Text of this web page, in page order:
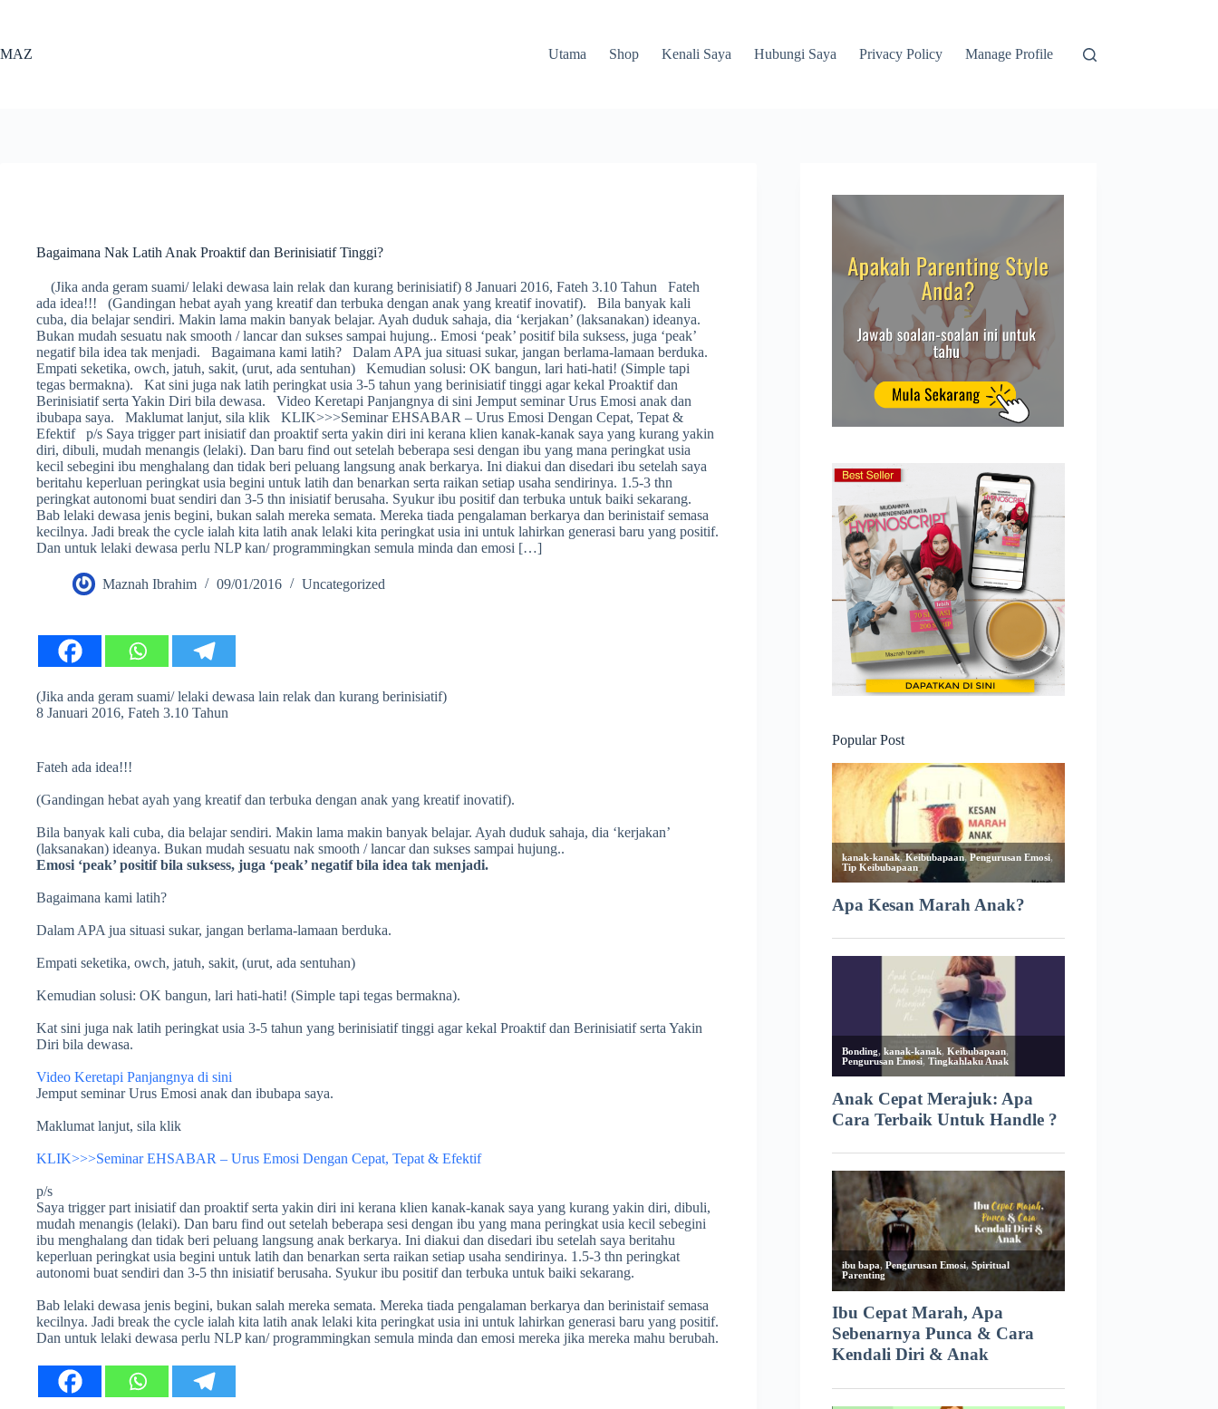
MAZ
Utama Shop Kenali Saya Hubungi Saya Privacy Policy Manage Profile
Bagaimana Nak Latih Anak Proaktif dan Berinisiatif Tinggi?
(Jika anda geram suami/ lelaki dewasa lain relak dan kurang berinisiatif) 8 Januari 2016, Fateh 3.10 Tahun Fateh
ada idea!!! (Gandingan hebat ayah yang kreatif dan terbuka dengan anak yang kreatif inovatif). Bila banyak kali
cuba, dia belajar sendiri. Makin lama makin banyak belajar. Ayah duduk sahaja, dia ‘kerjakan’ (laksanakan) ideanya.
Bukan mudah sesuatu nak smooth / lancar dan sukses sampai hujung.. Emosi ‘peak’ positif bila suksess, juga ‘peak’
negatif bila idea tak menjadi. Bagaimana kami latih? Dalam APA jua situasi sukar, jangan berlama-lamaan berduka.
Empati seketika, owch, jatuh, sakit, (urut, ada sentuhan) Kemudian solusi: OK bangun, lari hati-hati! (Simple tapi
tegas bermakna). Kat sini juga nak latih peringkat usia 3-5 tahun yang berinisiatif tinggi agar kekal Proaktif dan
Berinisiatif serta Yakin Diri bila dewasa. Video Keretapi Panjangnya di sini Jemput seminar Urus Emosi anak dan
ibubapa saya. Maklumat lanjut, sila klik KLIK>>>Seminar EHSABAR – Urus Emosi Dengan Cepat, Tepat &
Efektif p/s Saya trigger part inisiatif dan proaktif serta yakin diri ini kerana klien kanak-kanak saya yang kurang yakin
diri, dibuli, mudah menangis (lelaki). Dan baru find out setelah beberapa sesi dengan ibu yang mana peringkat usia
kecil sebegini ibu menghalang dan tidak beri peluang langsung anak berkarya. Ini diakui dan disedari ibu setelah saya
beritahu keperluan peringkat usia begini untuk latih dan benarkan serta raikan setiap usaha sendirinya. 1.5-3 thn
peringkat autonomi buat sendiri dan 3-5 thn inisiatif berusaha. Syukur ibu positif dan terbuka untuk baiki sekarang.
Bab lelaki dewasa jenis begini, bukan salah mereka semata. Mereka tiada pengalaman berkarya dan berinistaif semasa
kecilnya. Jadi break the cycle ialah kita latih anak lelaki kita peringkat usia ini untuk lahirkan generasi baru yang positif.
Dan untuk lelaki dewasa perlu NLP kan/ programmingkan semula minda dan emosi […]
Maznah Ibrahim 09/01/2016 Uncategorized
(Jika anda geram suami/ lelaki dewasa lain relak dan kurang berinisiatif)
8 Januari 2016, Fateh 3.10 Tahun
Fateh ada idea!!!
(Gandingan hebat ayah yang kreatif dan terbuka dengan anak yang kreatif inovatif).
Bila banyak kali cuba, dia belajar sendiri. Makin lama makin banyak belajar. Ayah duduk sahaja, dia ‘kerjakan’
(laksanakan) ideanya. Bukan mudah sesuatu nak smooth / lancar dan sukses sampai hujung..
Emosi ‘peak’ positif bila suksess, juga ‘peak’ negatif bila idea tak menjadi.
Bagaimana kami latih?
Dalam APA jua situasi sukar, jangan berlama-lamaan berduka.
Empati seketika, owch, jatuh, sakit, (urut, ada sentuhan)
Kemudian solusi: OK bangun, lari hati-hati! (Simple tapi tegas bermakna).
Kat sini juga nak latih peringkat usia 3-5 tahun yang berinisiatif tinggi agar kekal Proaktif dan Berinisiatif serta Yakin
Diri bila dewasa.
Video Keretapi Panjangnya di sini
Jemput seminar Urus Emosi anak dan ibubapa saya.
Maklumat lanjut, sila klik
KLIK>>>Seminar EHSABAR – Urus Emosi Dengan Cepat, Tepat & Efektif
p/s
Saya trigger part inisiatif dan proaktif serta yakin diri ini kerana klien kanak-kanak saya yang kurang yakin diri, dibuli,
mudah menangis (lelaki). Dan baru find out setelah beberapa sesi dengan ibu yang mana peringkat usia kecil sebegini
ibu menghalang dan tidak beri peluang langsung anak berkarya. Ini diakui dan disedari ibu setelah saya beritahu
keperluan peringkat usia begini untuk latih dan benarkan serta raikan setiap usaha sendirinya. 1.5-3 thn peringkat
autonomi buat sendiri dan 3-5 thn inisiatif berusaha. Syukur ibu positif dan terbuka untuk baiki sekarang.
Bab lelaki dewasa jenis begini, bukan salah mereka semata. Mereka tiada pengalaman berkarya dan berinistaif semasa
kecilnya. Jadi break the cycle ialah kita latih anak lelaki kita peringkat usia ini untuk lahirkan generasi baru yang positif.
Dan untuk lelaki dewasa perlu NLP kan/ programmingkan semula minda dan emosi mereka jika mereka mahu berubah.
Popular Post